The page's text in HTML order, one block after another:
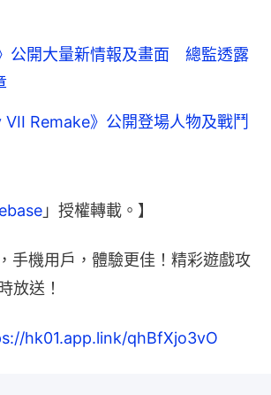
公開大量新情報及畫面 總監透露
VII Remake》公開登場人物及戰鬥
」授權轉載。】
手機用戶，體驗更佳！精彩遊戲攻
放送！
hk01.app.link/qhBfXjo3vO